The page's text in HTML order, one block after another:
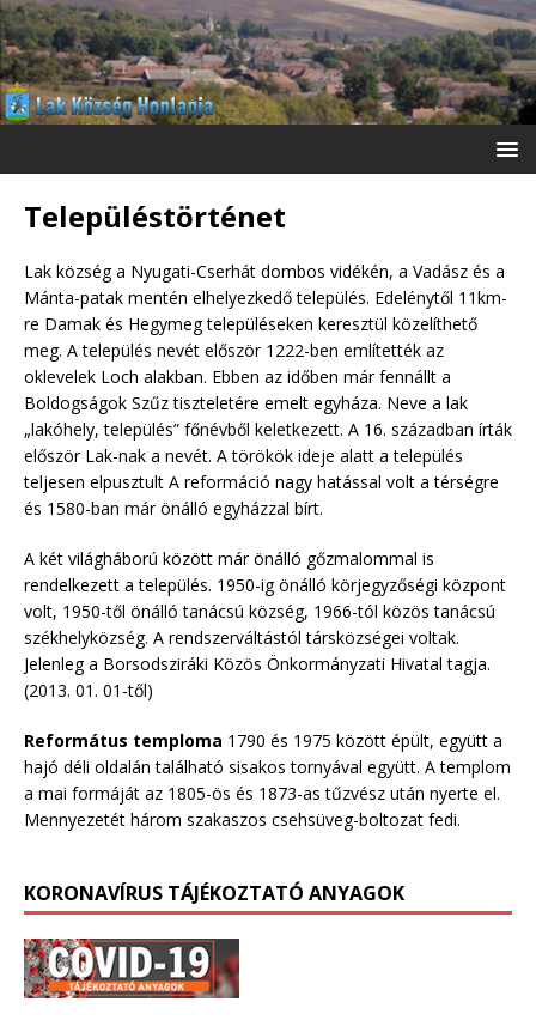
Településtörténet
Lak község a Nyugati-Cserhát dombos vidékén, a Vadász és a
Mánta-patak mentén elhelyezkedő település. Edelénytől 11km-
re Damak és Hegymeg településeken keresztül közelíthető
meg. A település nevét először 1222-ben említették az
oklevelek Loch alakban. Ebben az időben már fennállt a
Boldogságok Szűz tiszteletére emelt egyháza. Neve a lak
„lakóhely, település” főnévből keletkezett. A 16. században írták
először Lak-nak a nevét. A törökök ideje alatt a település
teljesen elpusztult A reformáció nagy hatással volt a térségre
és 1580-ban már önálló egyházzal bírt.
A két világháború között már önálló gőzmalommal is
rendelkezett a település. 1950-ig önálló körjegyzőségi központ
volt, 1950-től önálló tanácsú község, 1966-tól közös tanácsú
székhelyközség. A rendszerváltástól társközségei voltak.
Jelenleg a Borsodsziráki Közös Önkormányzati Hivatal tagja.
(2013. 01. 01-től)
Református temploma 1790 és 1975 között épült, együtt a
hajó déli oldalán található sisakos tornyával együtt. A templom
a mai formáját az 1805-ös és 1873-as tűzvész után nyerte el.
Mennyezetét három szakaszos csehsüveg-boltozat fedi.
KORONAVÍRUS TÁJÉKOZTATÓ ANYAGOK